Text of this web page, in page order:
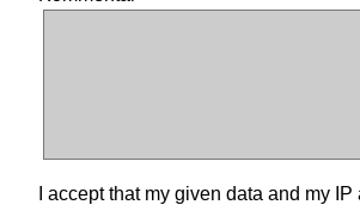
I accept that my given data and my